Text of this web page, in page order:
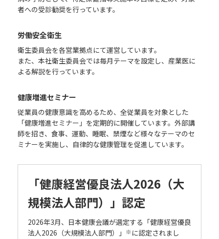
者への受診勧奨を行っています。
労働安全衛生
衛生委員会を各営業拠点にて運営しています。
また、本社衛生委員会では毎月テーマを設定し、産業医に
よる解説を行っています。
健康増進セミナー
従業員の健康意識を高めるため、全従業員を対象とした
「健康増進セミナー」を定期的に開催しています。外部講
師を招き、食事、運動、睡眠、禁煙など様々なテーマのセ
ミナーを実施し、自律的な健康管理を促進しています。
「健康経営優良法人2026（大
規模法人部門）」認定
2026年3月、日本健康会議が選定する「健康経営優良
法人2026（大規模法人部門）」 ※ に認定されまし